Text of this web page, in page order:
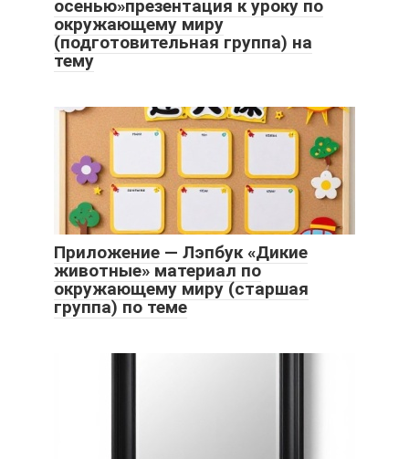
осенью»презентация к уроку по
окружающему миру
(подготовительная группа) на
тему
Приложение — Лэпбук «Дикие
животные» материал по
окружающему миру (старшая
группа) по теме